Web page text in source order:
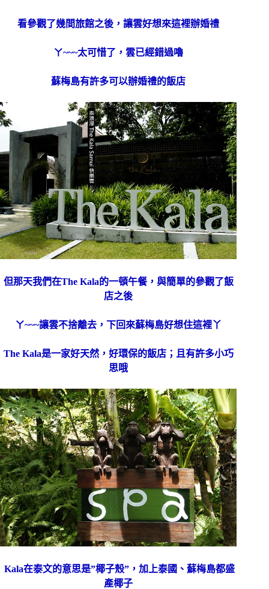
看參觀了幾間旅館之後，讓雲好想來這裡辦婚禮
ㄚ~~~太可惜了，雲已經錯過嚕
蘇梅島有許多可以辦婚禮的飯店
但那天我們在The Kala的一頓午餐，與簡單的參觀了飯
店之後
ㄚ~~~讓雲不捨離去，下回來蘇梅島好想住這裡丫
The Kala是一家好天然，好環保的飯店；且有許多小巧
思哦
Kala在泰文的意思是”椰子殼”，加上泰國、蘇梅島都盛
產椰子